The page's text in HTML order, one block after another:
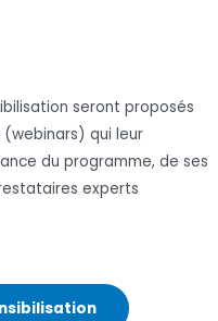
seront proposés
(webinars) qui leur
du programme, de ses
experts